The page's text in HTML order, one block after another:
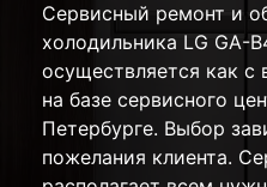
Сервисный ремонт и
холодильника LG GA-
осуществляется как
на базе сервисного
Петербурге. Выбор
пожелания клиента.